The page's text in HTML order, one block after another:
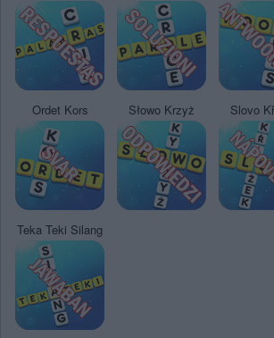
Ordet Kors Słowo Krzyż Slovo
Teka Teki Silang